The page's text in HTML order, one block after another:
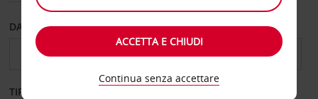
DAL GIORNO AL GIORNO
TIPOLOGIA DI NOLEGGIO
ACCETTA E CHIUDI
Continua senza accettare